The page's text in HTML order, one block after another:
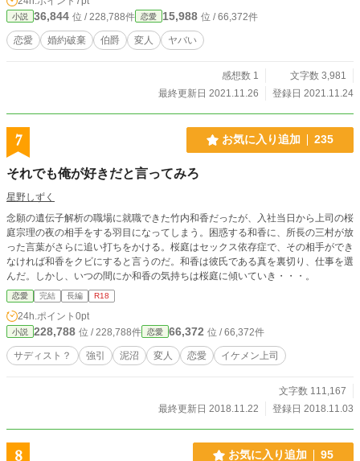
小説 36,844 位 / 228,788件 恋愛 15,988 位 / 66,372件
恋愛 婚約破棄 伯爵 変人 ヤバい
感想数 1
文字数 3,981
最終更新日 2021.11.26
登録日 2021.11.24
7 お気に入り追加 235
それでも俺が好きだと言ってみろ
星野しずく
念願の遺伝子解析の職場に就職できた竹内和香だったが、入社当日から上司の桜
庭宗理の夜の相手をする羽目になってしまう。困惑する和香に、所長の三村が放
った言葉がさらに追い打ちをかける。桜庭はセックス依存症で、その相手ができ
なければ和香をクビにすると言うのだ。和香は彼氏である真を裏切り、仕事を選
んだ。しかし、いつの間にか和香の気持ちは桜庭に傾いていき・・・。
恋愛 完結 長編 R18
24h.ポイント 0pt
小説 228,788 位 / 228,788件 恋愛 66,372 位 / 66,372件
サディスト？ 強引 泥沼 変人 恋愛 イケメン上司
文字数 111,167
最終更新日 2018.11.22
登録日 2018.11.03
8 お気に入り追加 95